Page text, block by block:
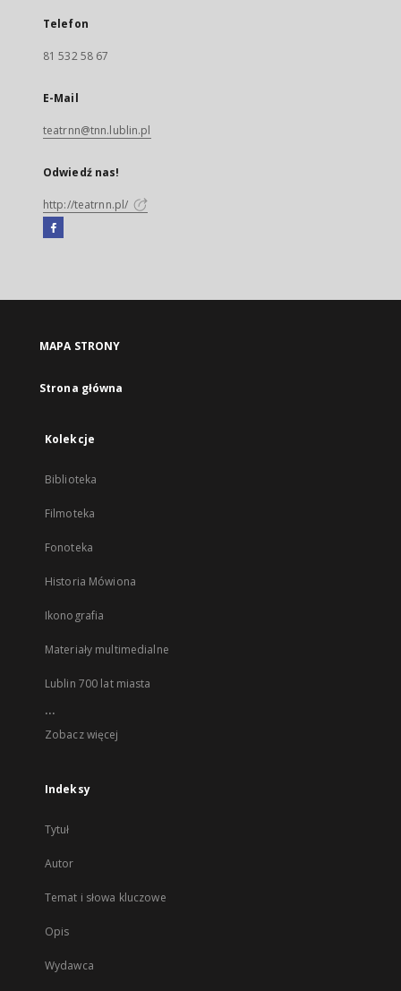
Telefon
81 532 58 67
E-Mail
teatrnn@tnn.lublin.pl
Odwiedź nas!
http://teatrnn.pl/
Facebook
się
karcie
MAPA STRONY
Strona główna
Kolekcje
Biblioteka
Filmoteka
Fonoteka
Historia Mówiona
Ikonografia
Materiały multimedialne
Lublin 700 lat miasta
...
Zobacz więcej
Indeksy
Tytuł
Autor
Temat i słowa kluczowe
Opis
Wydawca